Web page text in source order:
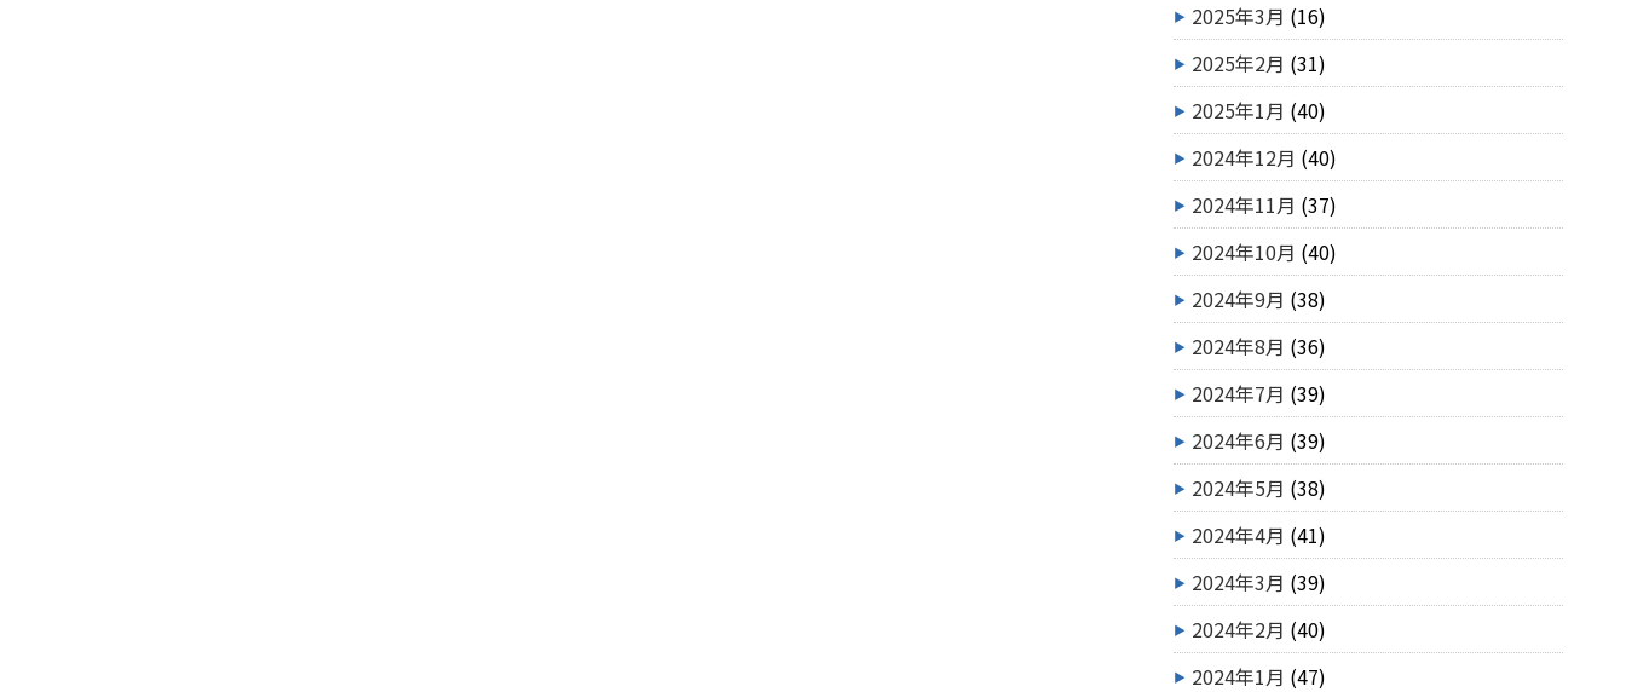
2025年3月 (16)
2025年2月 (31)
2025年1月 (40)
2024年12月 (40)
2024年11月 (37)
2024年10月 (40)
2024年9月 (38)
2024年8月 (36)
2024年7月 (39)
2024年6月 (39)
2024年5月 (38)
2024年4月 (41)
2024年3月 (39)
2024年2月 (40)
2024年1月 (47)